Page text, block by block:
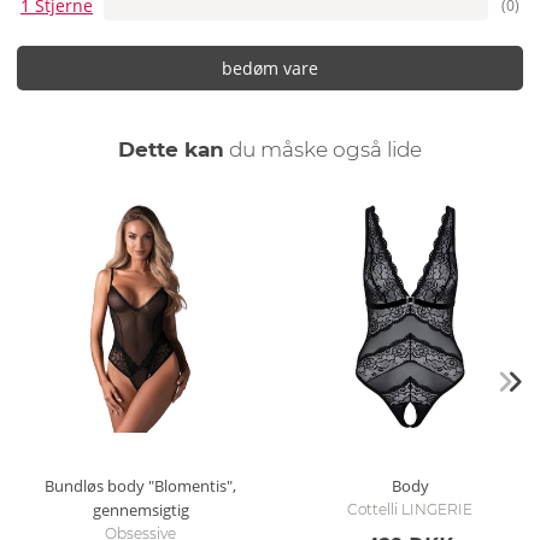
1 Stjerne (0)
bedøm vare
Dette kan du måske også lide
Bundløs body "Blomentis",
gennemsigtig
Obsessive
Body
Cottelli LINGERIE